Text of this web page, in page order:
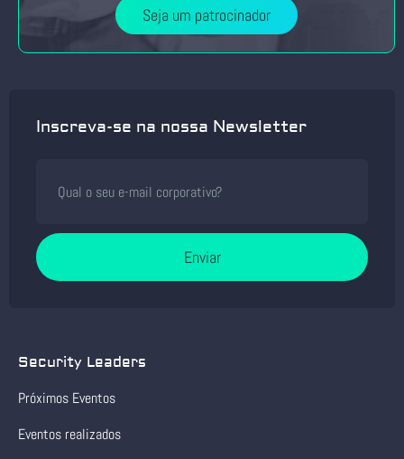
Seja um patrocinador
Inscreva-se na nossa Newsletter
Enviar
Security Leaders
Próximos Eventos
Eventos realizados